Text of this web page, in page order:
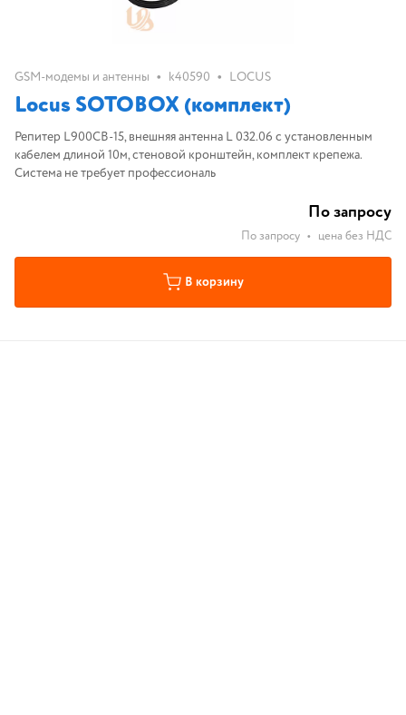
GSM-модемы и антенны • k40590 • LOCUS
Locus SOTOBOX (комплект)
Репитер L900CB-15, внешняя антенна L 032.06 с установленным
кабелем длиной 10м, стеновой кронштейн, комплект крепежа.
Система не требует профессиональ
По запросу
По запросу • цена без НДС
В корзину